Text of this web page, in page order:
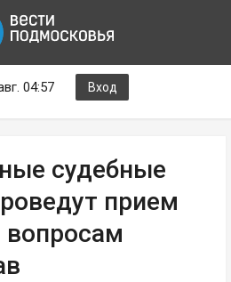
04:57 Вход
судебные
прием